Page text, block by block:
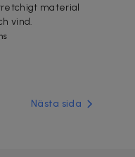
material
vind.
Nästa sida